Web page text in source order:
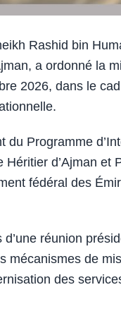
Rashid bin
a ordonné la
2026, dans le
Programme
d’Ajman et
fédéral des
réunion
mécanismes de
des